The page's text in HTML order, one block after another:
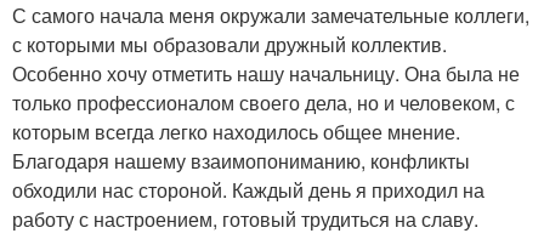
С самого начала меня окружали замечательные коллеги,
с которыми мы образовали дружный коллектив.
Особенно хочу отметить нашу начальницу. Она была не
только профессионалом своего дела, но и человеком, с
которым всегда легко находилось общее мнение.
Благодаря нашему взаимопониманию, конфликты
обходили нас стороной. Каждый день я приходил на
работу с настроением, готовый трудиться на славу.